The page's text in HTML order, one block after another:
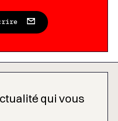
qui vous